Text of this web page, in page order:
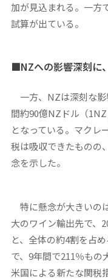
加が見込まれる。一方
試算が出ている。
■NZへの影響深刻に
一方、NZは深刻な影
間約90億NZドル（
となっている。マクレ
税は吸収できたものの
念を示した。
特に懸念が大きいの
大のワイン輸出先で、
と、全体の約4割を占
で、9年間で211％もの
米国による新たな関税